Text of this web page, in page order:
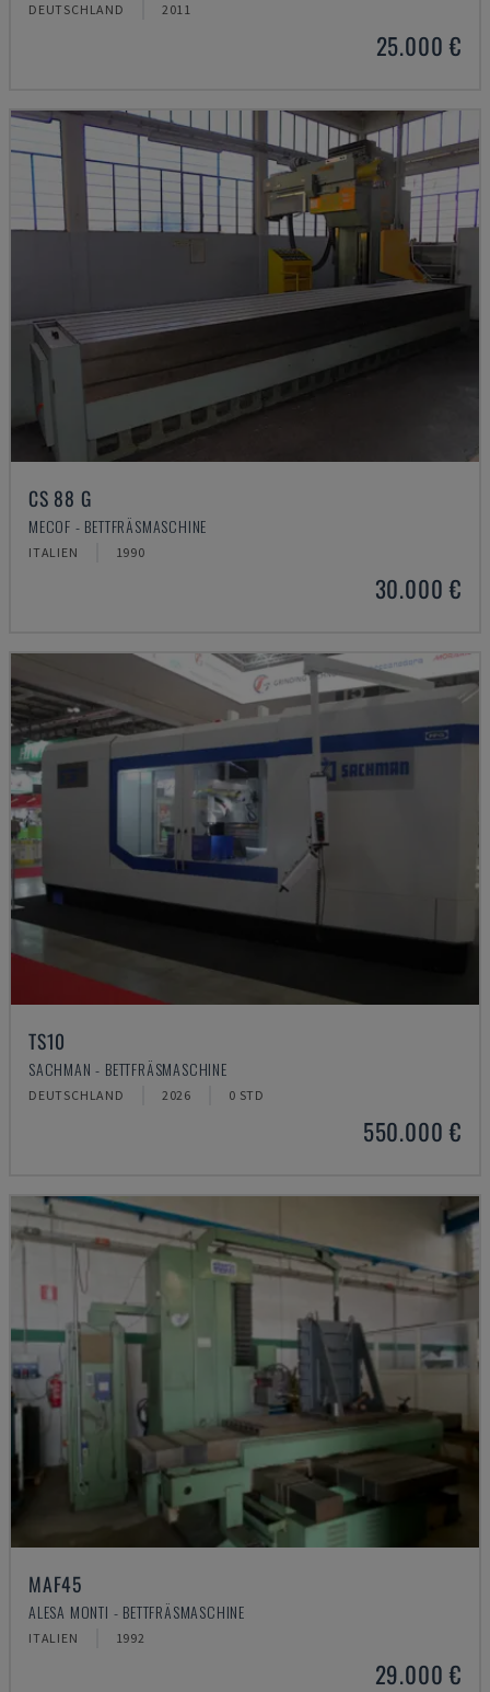
DEUTSCHLAND 2011
25.000 €
CS 88 G
MECOF - BETTFRÄSMASCHINE
ITALIEN 1990
30.000 €
TS10
SACHMAN - BETTFRÄSMASCHINE
DEUTSCHLAND 2026 0 STD
550.000 €
MAF45
ALESA MONTI - BETTFRÄSMASCHINE
ITALIEN 1992
29.000 €